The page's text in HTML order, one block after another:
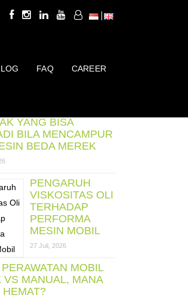
FAQ CAREER
YANG BISA
BILA MENCAMPUR
BEDA MEREK
PENGARUH
VISKOSITAS OLI
TERHADAP
PERFORMA
MESIN MOBIL
27 Juli, 2026
PERAWATAN MOBIL
VS MANUAL, MANA
HEMAT?